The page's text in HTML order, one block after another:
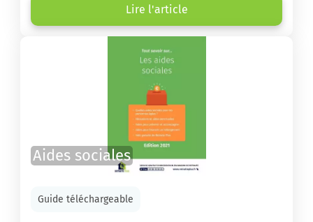
d’établissements ainsi que des conseils pratiques
destinés à orienter les familles et à leur faciliter
Lire l'article
Aides sociales
Guide téléchargeable